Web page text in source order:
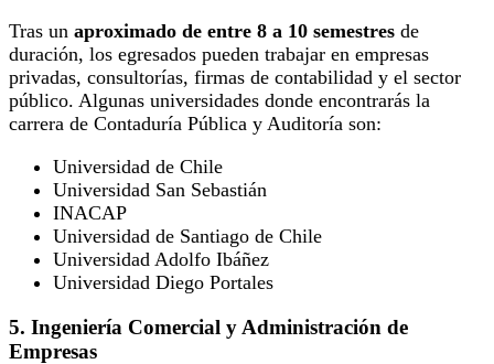
Tras un aproximado de entre 8 a 10 semestres de
duración, los egresados pueden trabajar en empresas
privadas, consultorías, firmas de contabilidad y el sector
público. Algunas universidades donde encontrarás la
carrera de Contaduría Pública y Auditoría son:
Universidad de Chile
Universidad San Sebastián
INACAP
Universidad de Santiago de Chile
Universidad Adolfo Ibáñez
Universidad Diego Portales
5. Ingeniería Comercial y Administración de
Empresas